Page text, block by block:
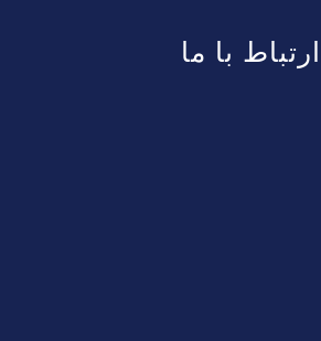
ارتباط با ما